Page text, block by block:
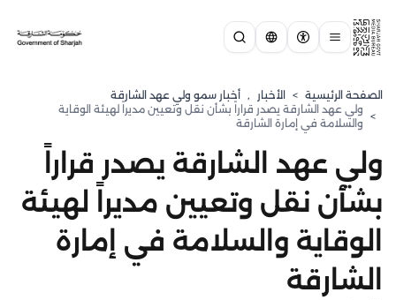
الصفحة الرئيسية > الأخبار , ⁠أخبار سمو ولي عهد الشارقة
>
ولي عهد الشارقة يصدر قراراً بشأن نقل وتعيين مديراً لهيئة الوقاية
والسلامة في إمارة الشارقة
ولي عهد الشارقة يصدر قراراً
بشأن نقل وتعيين مديراً لهيئة
الوقاية والسلامة في إمارة
الشارقة